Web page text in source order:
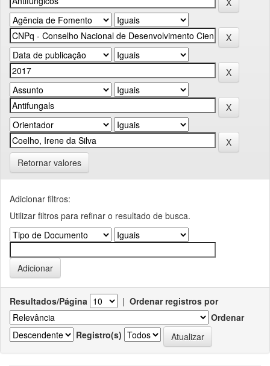
Retornar valores
Adicionar filtros:
Utilizar filtros para refinar o resultado de busca.
Resultados/Página | Ordenar registros por
Ordenar
Registro(s)